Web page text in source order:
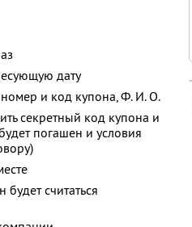
дату
и код купона,Ф. И. О.
секретный код купона и
погашен и условия
считаться